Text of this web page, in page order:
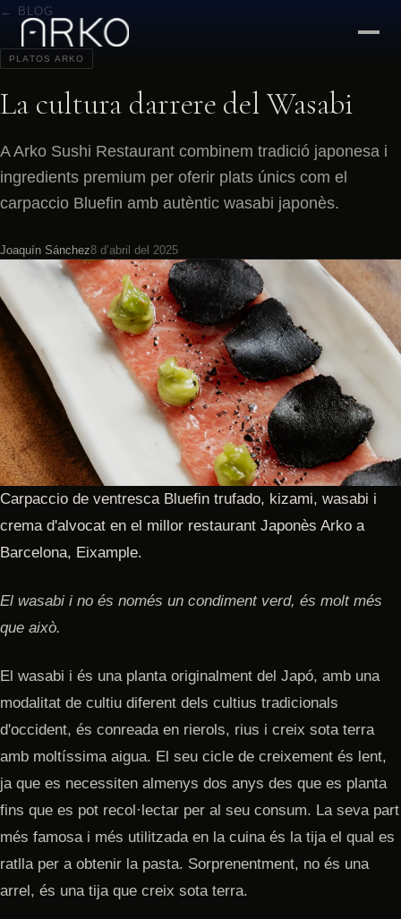
← BLOG
PLATOS ARKO
La cultura darrere del Wasabi
A Arko Sushi Restaurant combinem tradició japonesa i
ingredients premium per oferir plats únics com el
carpaccio Bluefin amb autèntic wasabi japonès.
Joaquín Sánchez8 d’abril del 2025
Carpaccio de ventresca Bluefin trufado, kizami, wasabi i
crema d'alvocat en el millor restaurant Japonès Arko a
Barcelona, Eixample.
El wasabi i no és només un condiment verd, és molt més
que això.
El wasabi i és una planta originalment del Japó, amb una
modalitat de cultiu diferent dels cultius tradicionals
d'occident, és conreada en rierols, rius i creix sota terra
amb moltíssima aigua. El seu cicle de creixement és lent,
ja que es necessiten almenys dos anys des que es planta
fins que es pot recol·lectar per al seu consum. La seva part
més famosa i més utilitzada en la cuina és la tija el qual es
ratlla per a obtenir la pasta. Sorprenentment, no és una
arrel, és una tija que creix sota terra.